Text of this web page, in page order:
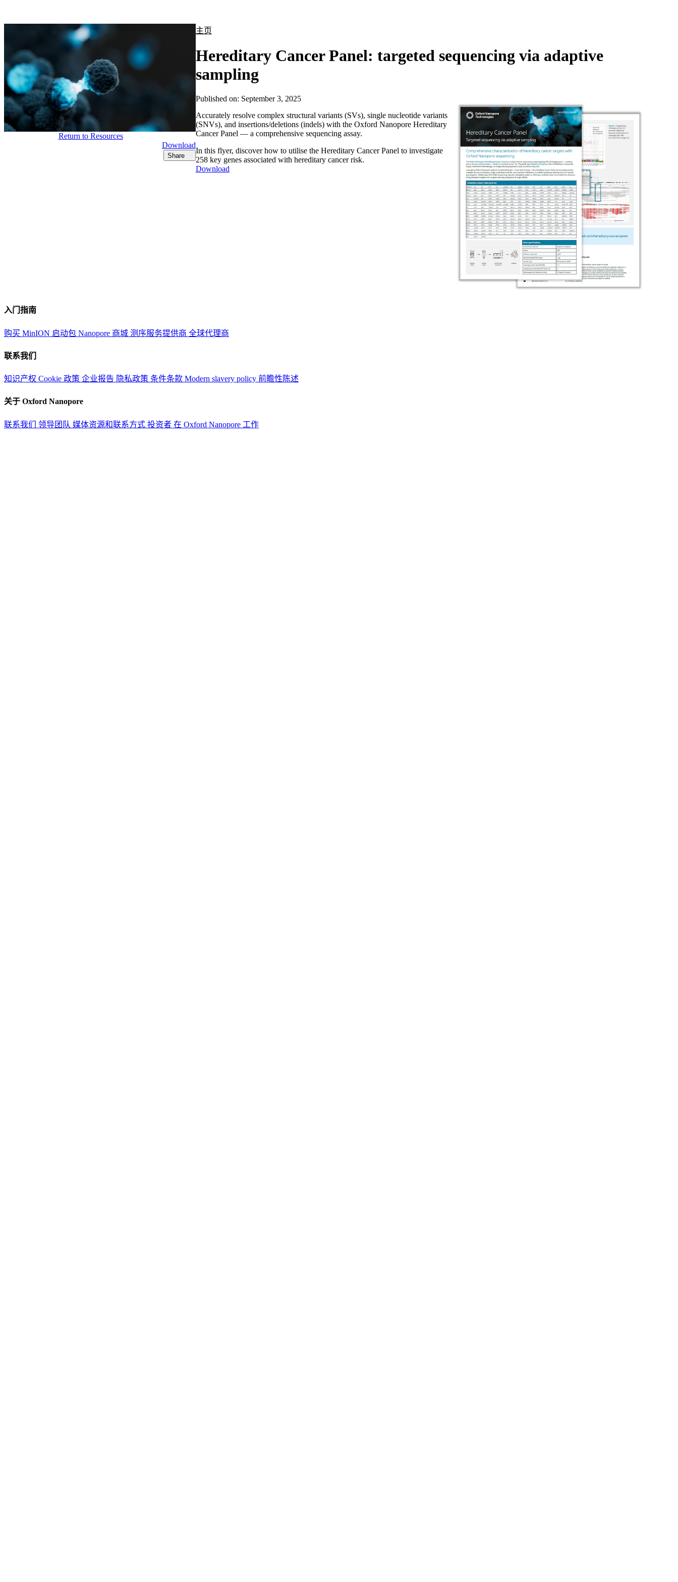
主页
Hereditary Cancer Panel: targeted sequencing via adaptive
sampling
Return to Resources
Download
Share
Published on: September 3, 2025
Accurately resolve complex structural variants (SVs), single nucleotide variants
(SNVs), and insertions/deletions (indels) with the Oxford Nanopore Hereditary
Cancer Panel — a comprehensive sequencing assay.
In this flyer, discover how to utilise the Hereditary Cancer Panel to investigate
258 key genes associated with hereditary cancer risk.
Download
入门指南
购买 MinION 启动包 Nanopore 商城 测序服务提供商 全球代理商
联系我们
知识产权 Cookie 政策 企业报告 隐私政策 条件条款 Modern slavery policy 前瞻性陈述
关于 Oxford Nanopore
联系我们 领导团队 媒体资源和联系方式 投资者 在 Oxford Nanopore 工作